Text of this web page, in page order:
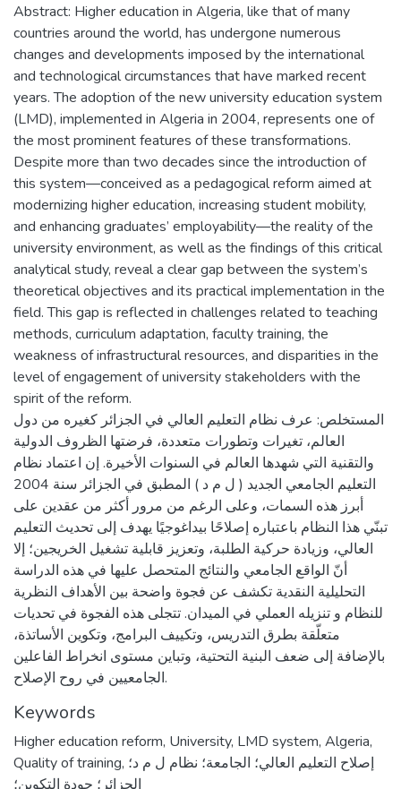
Abstract: Higher education in Algeria, like that of many
countries around the world, has undergone numerous
changes and developments imposed by the international
and technological circumstances that have marked recent
years. The adoption of the new university education system
(LMD), implemented in Algeria in 2004, represents one of
the most prominent features of these transformations.
Despite more than two decades since the introduction of
this system—conceived as a pedagogical reform aimed at
modernizing higher education, increasing student mobility,
and enhancing graduates’ employability—the reality of the
university environment, as well as the findings of this critical
analytical study, reveal a clear gap between the system’s
theoretical objectives and its practical implementation in the
field. This gap is reflected in challenges related to teaching
methods, curriculum adaptation, faculty training, the
weakness of infrastructural resources, and disparities in the
level of engagement of university stakeholders with the
spirit of the reform.
المستخلص: عرف نظام التعليم العالي في الجزائر كغيره من دول
العالم، تغيرات وتطورات متعددة، فرضتها الظروف الدولية
والتقنية التي شهدها العالم في السنوات الأخيرة. إن اعتماد نظام
التعليم الجامعي الجديد ( ل م د ) المطبق في الجزائر سنة 2004
أبرز هذه السمات، وعلى الرغم من مرور أكثر من عقدين على
تبنّي هذا النظام باعتباره إصلاحًا بيداغوجيًا يهدف إلى تحديث التعليم
العالي، وزيادة حركية الطلبة، وتعزيز قابلية تشغيل الخريجين؛ إلا
أنّ الواقع الجامعي والنتائج المتحصل عليها في هذه الدراسة
التحليلية النقدية تكشف عن فجوة واضحة بين الأهداف النظرية
للنظام و تنزيله العملي في الميدان. تتجلى هذه الفجوة في تحديات
متعلّقة بطرق التدريس، وتكييف البرامج، وتكوين الأساتذة،
بالإضافة إلى ضعف البنية التحتية، وتباين مستوى انخراط الفاعلين
الجامعيين في روح الإصلاح.
Keywords
Higher education reform, University, LMD system, Algeria,
Quality of training, إصلاح التعليم العالي؛ الجامعة؛ نظام ل م د؛
الجزائر؛ جودة التكوين؛